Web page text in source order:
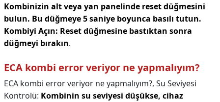
Kombinizin alt veya yan panelinde reset düğmesini
bulun. Bu düğmeye 5 saniye boyunca basılı tutun.
Kombiyi Açın: Reset düğmesine bastıktan sonra
düğmeyi bırakın.
ECA kombi error veriyor ne yapmalıyım?
ECA kombi error veriyor ne yapmalıyım?, Su Seviyesi
Kontrolü: Kombinin su seviyesi düşükse, cihaz